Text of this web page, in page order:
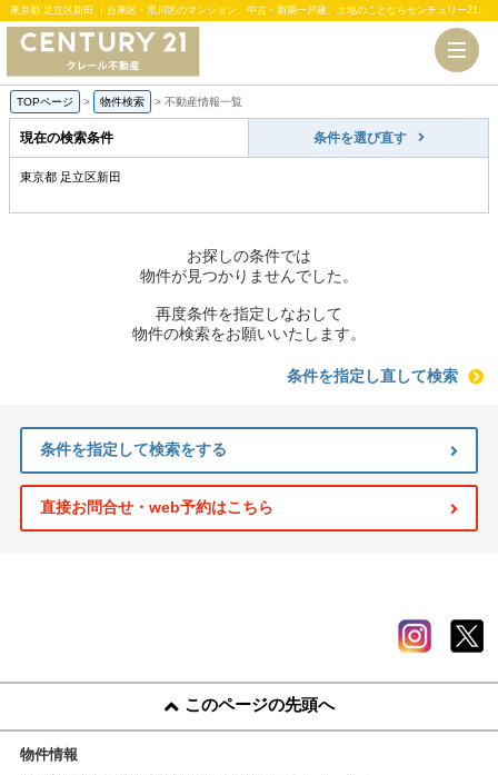
東京都 足立区新田 ｜台東区・荒川区のマンション、中古・新築一戸建、土地のことならセンチュリー21クレール不動産
TOPページ > 物件検索 > 不動産情報一覧
現在の検索条件 条件を選び直す
東京都 足立区新田
お探しの条件では
物件が見つかりませんでした。
再度条件を指定しなおして
物件の検索をお願いいたします。
条件を指定し直して検索
条件を指定して検索をする
直接お問合せ・web予約はこちら
このページの先頭へ
物件情報